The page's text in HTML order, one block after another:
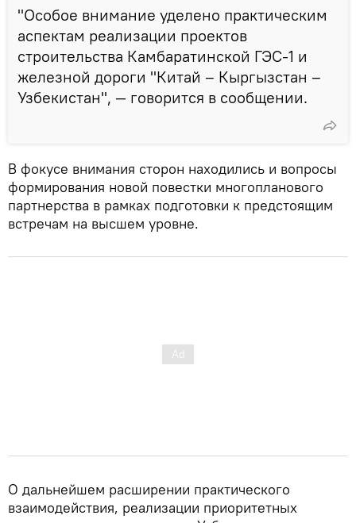
"Особое внимание уделено практическим
аспектам реализации проектов
строительства Камбаратинской ГЭС-1 и
железной дороги "Китай – Кыргызстан –
Узбекистан", — говорится в сообщении.
В фокусе внимания сторон находились и вопросы
формирования новой повестки многопланового
партнерства в рамках подготовки к предстоящим
встречам на высшем уровне.
О дальнейшем расширении практического
взаимодействия, реализации приоритетных